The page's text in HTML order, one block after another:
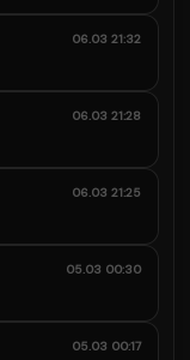
06.03 21:32
06.03 21:28
06.03 21:25
05.03 00:30
05.03 00:17